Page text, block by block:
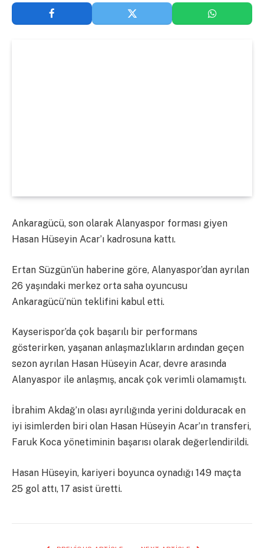
Ankaragücü, son olarak Alanyaspor forması giyen
Hasan Hüseyin Acar’ı kadrosuna kattı.
Ertan Süzgün’ün haberine göre, Alanyaspor’dan ayrılan
26 yaşındaki merkez orta saha oyuncusu
Ankaragücü’nün teklifini kabul etti.
Kayserispor’da çok başarılı bir performans
gösterirken, yaşanan anlaşmazlıkların ardından geçen
sezon ayrılan Hasan Hüseyin Acar, devre arasında
Alanyaspor ile anlaşmış, ancak çok verimli olamamıştı.
İbrahim Akdağ’ın olası ayrılığında yerini dolduracak en
iyi isimlerden biri olan Hasan Hüseyin Acar’ın transferi,
Faruk Koca yönetiminin başarısı olarak değerlendirildi.
Hasan Hüseyin, kariyeri boyunca oynadığı 149 maçta
25 gol attı, 17 asist üretti.